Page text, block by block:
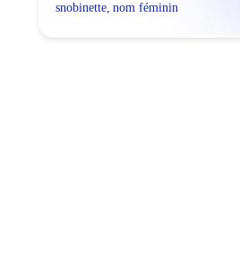
snobinette, nom féminin